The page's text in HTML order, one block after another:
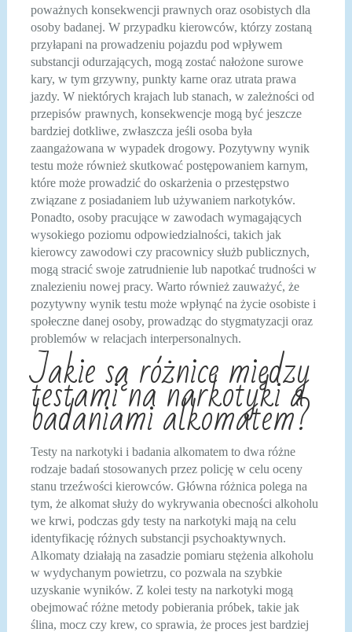
poważnych konsekwencji prawnych oraz osobistych dla
osoby badanej. W przypadku kierowców, którzy zostaną
przyłapani na prowadzeniu pojazdu pod wpływem
substancji odurzających, mogą zostać nałożone surowe
kary, w tym grzywny, punkty karne oraz utrata prawa
jazdy. W niektórych krajach lub stanach, w zależności od
przepisów prawnych, konsekwencje mogą być jeszcze
bardziej dotkliwe, zwłaszcza jeśli osoba była
zaangażowana w wypadek drogowy. Pozytywny wynik
testu może również skutkować postępowaniem karnym,
które może prowadzić do oskarżenia o przestępstwo
związane z posiadaniem lub używaniem narkotyków.
Ponadto, osoby pracujące w zawodach wymagających
wysokiego poziomu odpowiedzialności, takich jak
kierowcy zawodowi czy pracownicy służb publicznych,
mogą stracić swoje zatrudnienie lub napotkać trudności w
znalezieniu nowej pracy. Warto również zauważyć, że
pozytywny wynik testu może wpłynąć na życie osobiste i
społeczne danej osoby, prowadząc do stygmatyzacji oraz
problemów w relacjach interpersonalnych.
Jakie są różnice między
testami na narkotyki a
badaniami alkomatem?
Testy na narkotyki i badania alkomatem to dwa różne
rodzaje badań stosowanych przez policję w celu oceny
stanu trzeźwości kierowców. Główna różnica polega na
tym, że alkomat służy do wykrywania obecności alkoholu
we krwi, podczas gdy testy na narkotyki mają na celu
identyfikację różnych substancji psychoaktywnych.
Alkomaty działają na zasadzie pomiaru stężenia alkoholu
w wydychanym powietrzu, co pozwala na szybkie
uzyskanie wyników. Z kolei testy na narkotyki mogą
obejmować różne metody pobierania próbek, takie jak
ślina, mocz czy krew, co sprawia, że proces jest bardziej